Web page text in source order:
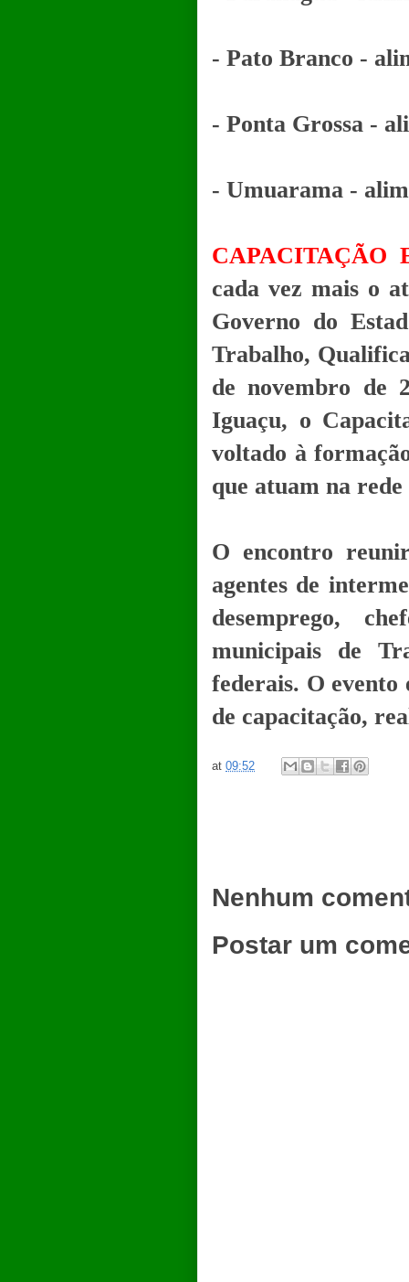
- Pato Branco -
- Ponta Grossa -
- Umuarama -
CAPACITAÇÃO
cada vez mais o
Governo do
Trabalho,
de novembro de
Iguaçu, o
voltado à
que atuam na
O encontro
agentes de
desemprego,
municipais de
federais. O evento
de capacitação,
at 09:52
Nenhum
Postar um